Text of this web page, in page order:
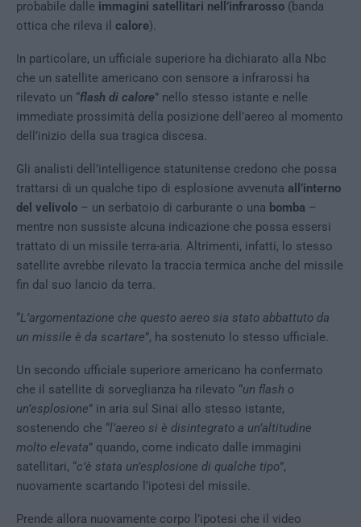
probabile dalle immagini satellitari nell’infrarosso (banda
ottica che rileva il calore).
In particolare, un ufficiale superiore ha dichiarato alla Nbc
che un satellite americano con sensore a infrarossi ha
rilevato un “flash di calore” nello stesso istante e nelle
immediate prossimità della posizione dell’aereo al momento
dell’inizio della sua tragica discesa.
Gli analisti dell’intelligence statunitense credono che possa
trattarsi di un qualche tipo di esplosione avvenuta all’interno
del velivolo – un serbatoio di carburante o una bomba –
mentre non sussiste alcuna indicazione che possa essersi
trattato di un missile terra-aria. Altrimenti, infatti, lo stesso
satellite avrebbe rilevato la traccia termica anche del missile
fin dal suo lancio da terra.
“L’argomentazione che questo aereo sia stato abbattuto da
un missile è da scartare”, ha sostenuto lo stesso ufficiale.
Un secondo ufficiale superiore americano ha confermato
che il satellite di sorveglianza ha rilevato “un flash o
un’esplosione” in aria sul Sinai allo stesso istante,
sostenendo che “l’aereo si è disintegrato a un’altitudine
molto elevata” quando, come indicato dalle immagini
satellitari, “c’è stata un’esplosione di qualche tipo”,
nuovamente scartando l’ipotesi del missile.
Prende allora nuovamente corpo l’ipotesi che il video